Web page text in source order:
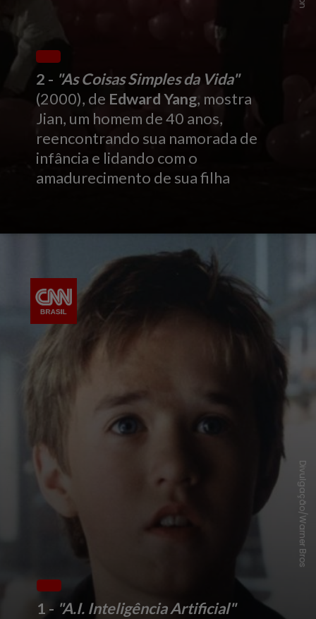
2 - "As Coisas Simples da Vida"
(2000), de Edward Yang, mostra
Jian, um homem de 40 anos,
reencontrando sua namorada de
infância e lidando com o
amadurecimento de sua filha
1 - "A.I. Inteligência Artificial"
Divulgação/Warner Bros